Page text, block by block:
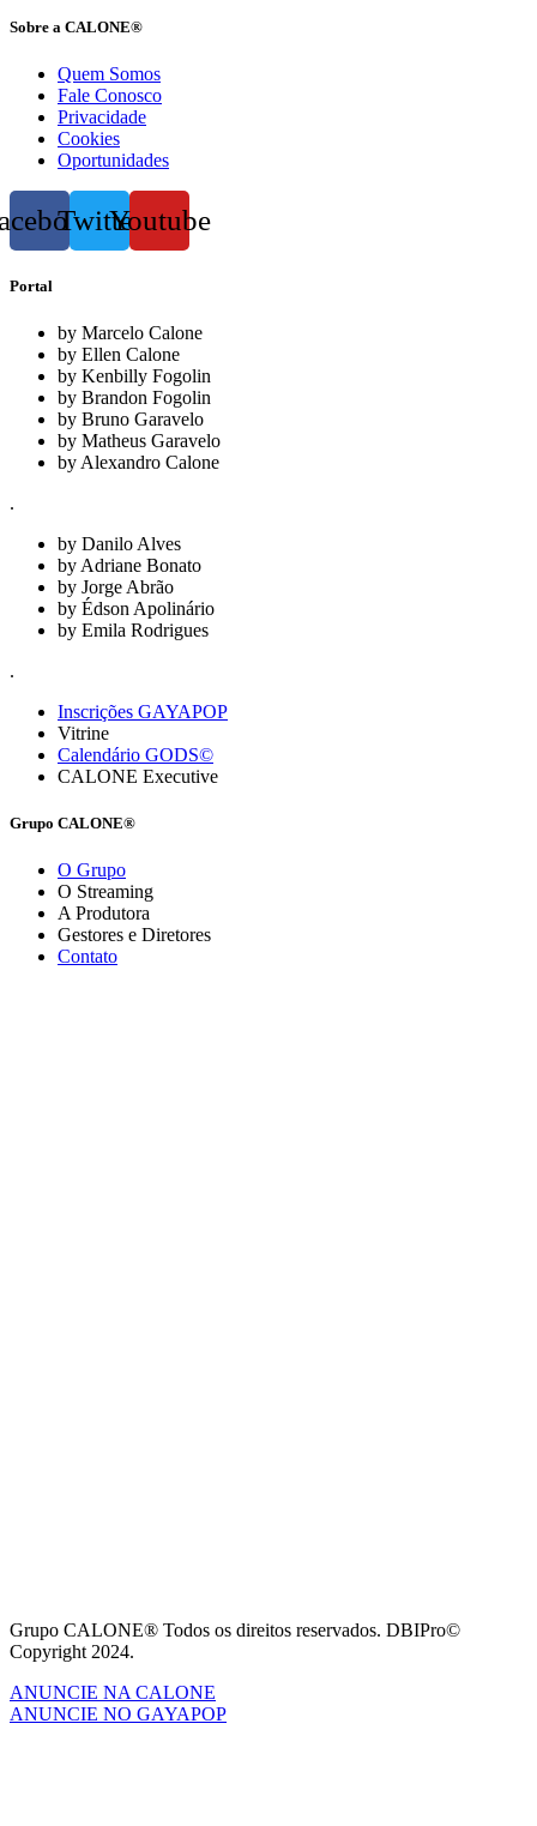
Sobre a CALONE®
Quem Somos
Fale Conosco
Privacidade
Cookies
Oportunidades
TwitterYoutube
Portal
by Marcelo Calone
by Ellen Calone
by Kenbilly Fogolin
by Brandon Fogolin
by Bruno Garavelo
by Matheus Garavelo
by Alexandro Calone
.
by Danilo Alves
by Adriane Bonato
by Jorge Abrão
by Édson Apolinário
by Emila Rodrigues
.
Inscrições GAYAPOP
Vitrine
Calendário GODS©
CALONE Executive
Grupo CALONE®
O Grupo
O Streaming
A Produtora
Gestores e Diretores
Contato
Grupo CALONE® Todos os direitos reservados. DBIPro©
Copyright 2024.
ANUNCIE NA CALONE
ANUNCIE NO GAYAPOP